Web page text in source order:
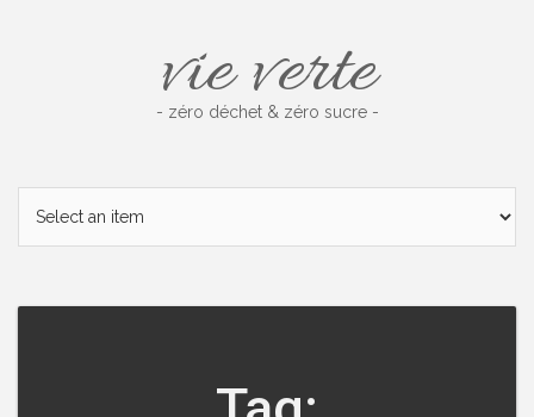
vie verte
- zéro déchet & zéro sucre -